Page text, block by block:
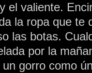
el valiente.
la ropa que te
las botas.
por la
gorro como